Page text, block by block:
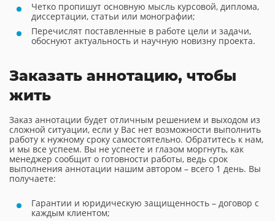
Четко пропишут основную мысль курсовой, диплома,
диссертации, статьи или монографии;
Перечислят поставленные в работе цели и задачи,
обоснуют актуальность и научную новизну проекта.
Заказать аннотацию, чтобы
жить
Заказ аннотации будет отличным решением и выходом из
сложной ситуации, если у Вас нет возможности выполнить
работу к нужному сроку самостоятельно. Обратитесь к нам,
и мы все успеем. Вы не успеете и глазом моргнуть, как
менеджер сообщит о готовности работы, ведь срок
выполнения аннотации нашим автором – всего 1 день. Вы
получаете:
Гарантии и юридическую защищенность – договор с
каждым клиентом;